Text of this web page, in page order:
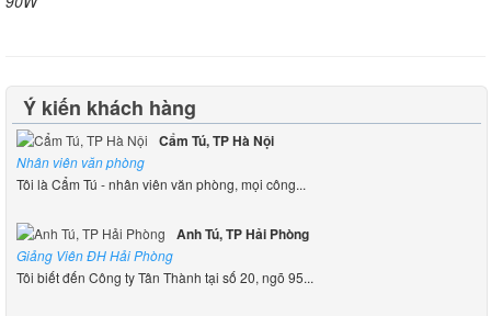
Ý kiến khách hàng
Cẩm Tú, TP Hà Nội
Nhân viên văn phòng
Tôi là Cẩm Tú - nhân viên văn phòng, mọi công...
Anh Tú, TP Hải Phòng
Giảng Viên ĐH Hải Phòng
Tôi biết đến Công ty Tân Thành tại số 20, ngõ 95...